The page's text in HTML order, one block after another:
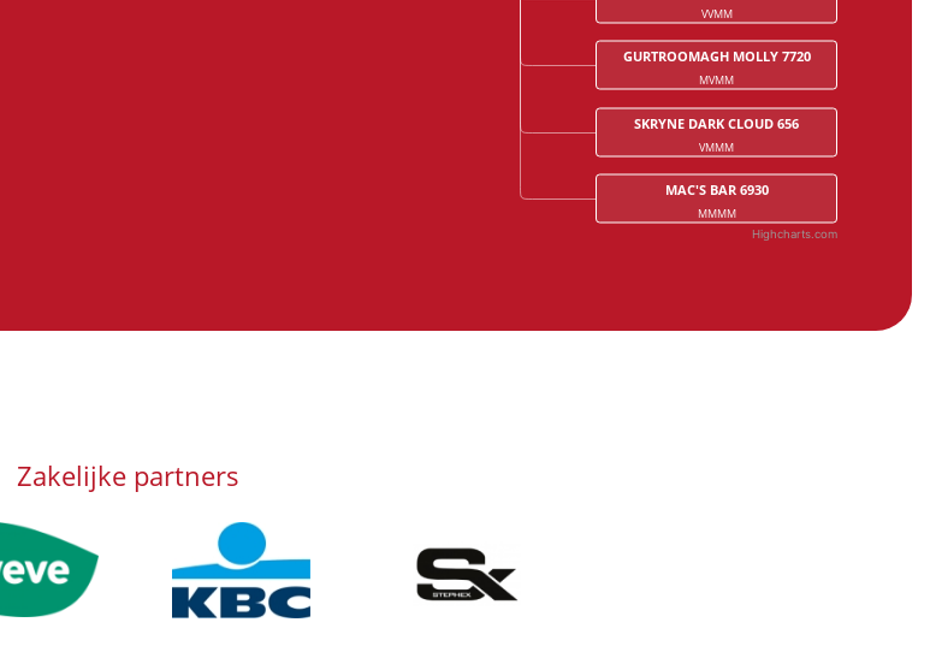
VVMM
GURTROOMAGH MOLLY 7720
MVMM
SKRYNE DARK CLOUD 656
VMMM
MAC'S BAR 6930
MMMM
Highcharts.com
Zakelijke partners
Afbeelding